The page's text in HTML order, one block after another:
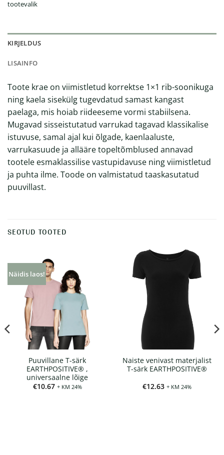
tootevalik
KIRJELDUS
LISAINFO
Toote krae on viimistletud korrektse 1×1 rib-soonikuga
ning kaela sisekülg tugevdatud samast kangast
paelaga, mis hoiab riideeseme vormi stabiilsena.
Mugavad sisseistutatud varrukad tagavad klassikalise
istuvuse, samal ajal kui õlgade, kaenlaaluste,
varrukasuude ja allääre topeltõmblused annavad
tootele esmaklassilise vastupidavuse ning viimistletud
ja puhta ilme. Toode on valmistatud taaskasutatud
puuvillast.
SEOTUD TOOTED
Näidis laos!
Puuvillane T-särk
EARTHPOSITIVE® ,
universaalne lõige
€10.67 + KM 24%
Naiste venivast materjalist
T-särk EARTHPOSITIVE®
€12.63 + KM 24%